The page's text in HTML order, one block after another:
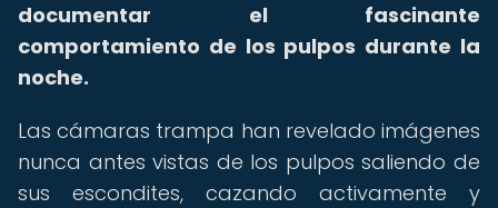
documentar el fascinante
comportamiento de los pulpos durante la
noche.
Las cámaras trampa han revelado imágenes
nunca antes vistas de los pulpos saliendo de
sus escondites, cazando activamente y